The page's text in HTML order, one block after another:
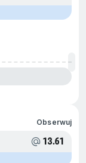
Obserwuj
13.61